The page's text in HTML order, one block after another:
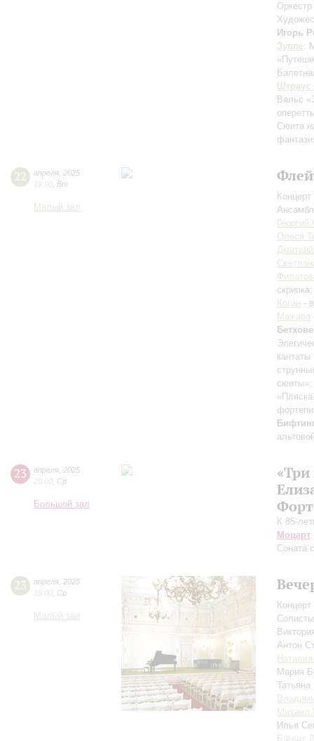
Игорь
Зуппе:
Штраус
Вальс
Сюита
22 апреля 2025
19:00 Вт
Малый зал
Олеся
Коган -
Мажара
сюиты»;
23 апреля 2025
20:00 Ср
Большой зал
К 85-
Моцарт
Соната
23 апреля 2025
19:00 Ср
Малый зал
Антон
Мария
Михаил
Илья
Баграт